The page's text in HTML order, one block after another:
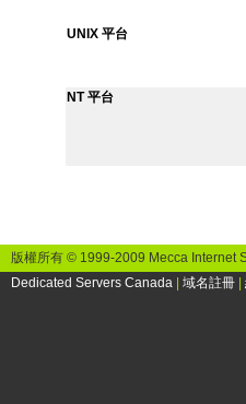
UNIX 平台
NT 平台
版權所有 © 1999-2009 Mecca Internet
Dedicated Servers Canada
域名註冊